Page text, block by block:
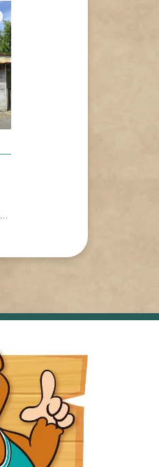
京都市営烏丸線「北大路」駅 バス14分 市バス「大宮田尻町」 停歩3分